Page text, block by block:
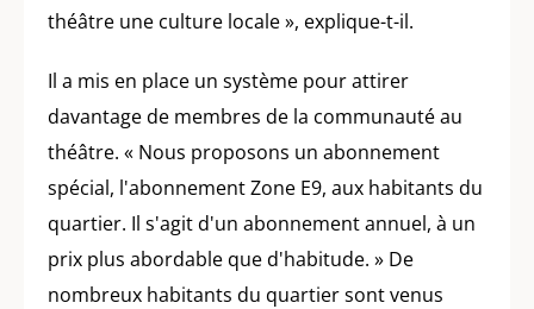
théâtre une culture locale », explique-t-il.
Il a mis en place un système pour attirer
davantage de membres de la communauté au
théâtre. « Nous proposons un abonnement
spécial, l'abonnement Zone E9, aux habitants du
quartier. Il s'agit d'un abonnement annuel, à un
prix plus abordable que d'habitude. » De
nombreux habitants du quartier sont venus